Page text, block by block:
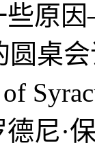
些原
圆桌
尼·